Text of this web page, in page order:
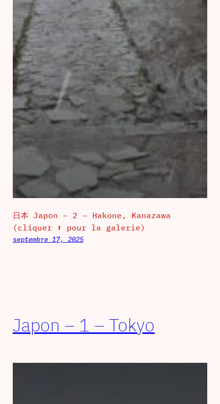
日本 Japon – 2 – Hakone, Kanazawa
(cliquer ⬆ pour la galerie)
septembre 17, 2025
Japon – 1 – Tokyo